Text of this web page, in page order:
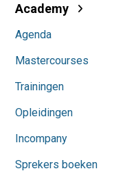
Academy
Agenda
Mastercourses
Trainingen
Opleidingen
Incompany
Sprekers boeken